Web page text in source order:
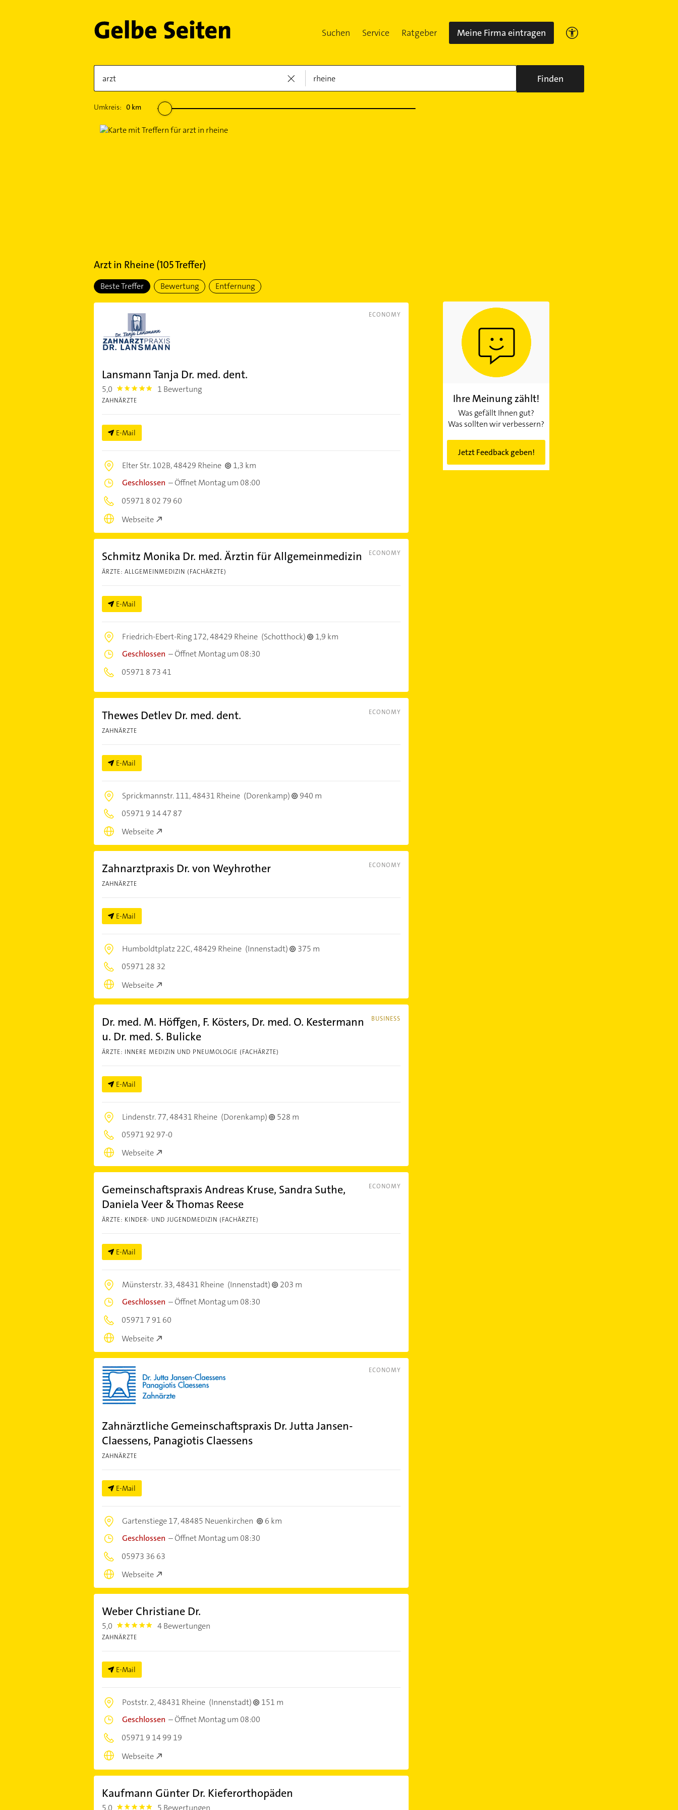
Suchen Service Ratgeber Meine Firma eintragen
Finden
Umkreis: 0km
Arztin Rheine(105Treffer)
Beste Treffer Bewertung Entfernung
ECONOMY
Lansmann Tanja Dr. med. dent.
5,0 5.0 1 Bewertung
ZAHNÄRZTE
E-Mail
Elter Str. 102B,48429 Rheine
1,3 km
Geschlossen –Öffnet Montag um 08:00
05971 8 02 79 60
Webseite
ECONOMY
Schmitz Monika Dr. med. Ärztin für Allgemeinmedizin
ÄRZTE: ALLGEMEINMEDIZIN (FACHÄRZTE)
E-Mail
Friedrich-Ebert-Ring 172,48429 Rheine (Schotthock)
1,9 km
Geschlossen –Öffnet Montag um 08:30
05971 8 73 41
ECONOMY
Thewes Detlev Dr. med. dent.
ZAHNÄRZTE
E-Mail
Sprickmannstr. 111,48431 Rheine (Dorenkamp)
940 m
05971 9 14 47 87
Webseite
ECONOMY
Zahnarztpraxis Dr. von Weyhrother
ZAHNÄRZTE
E-Mail
Humboldtplatz 22C,48429 Rheine (Innenstadt)
375 m
05971 28 32
Webseite
BUSINESS
Dr. med. M. Höffgen, F. Kösters, Dr. med. O. Kestermann
u. Dr. med. S. Bulicke
ÄRZTE: INNERE MEDIZIN UND PNEUMOLOGIE (FACHÄRZTE)
E-Mail
Lindenstr. 77,48431 Rheine (Dorenkamp)
528 m
05971 92 97-0
Webseite
ECONOMY
Gemeinschaftspraxis Andreas Kruse, Sandra Suthe,
Daniela Veer & Thomas Reese
ÄRZTE: KINDER- UND JUGENDMEDIZIN (FACHÄRZTE)
E-Mail
Münsterstr. 33,48431 Rheine (Innenstadt)
203 m
Geschlossen –Öffnet Montag um 08:30
05971 7 91 60
Webseite
ECONOMY
Zahnärztliche Gemeinschaftspraxis Dr. Jutta Jansen-
Claessens, Panagiotis Claessens
ZAHNÄRZTE
E-Mail
Gartenstiege 17,48485 Neuenkirchen
6 km
Geschlossen –Öffnet Montag um 08:30
05973 36 63
Webseite
Weber Christiane Dr.
5,0 5.0 4 Bewertungen
ZAHNÄRZTE
E-Mail
Poststr. 2,48431 Rheine (Innenstadt)
151 m
Geschlossen –Öffnet Montag um 08:00
05971 9 14 99 19
Webseite
Kaufmann Günter Dr. Kieferorthopäden
5,0 5.0 5 Bewertungen
Ihre Meinung zählt!
Was gefällt Ihnen gut?
Was sollten wir verbessern?
Jetzt Feedback geben!